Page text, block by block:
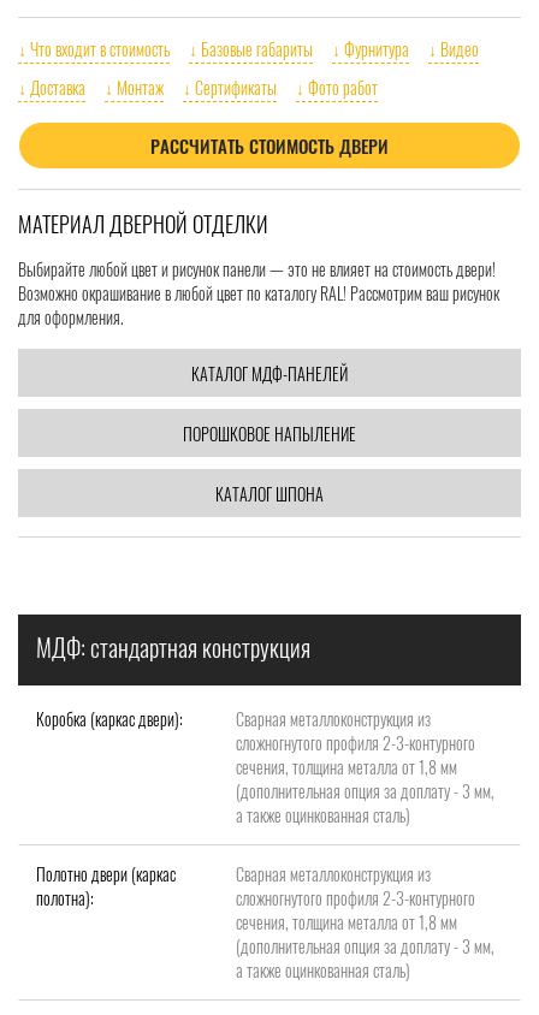
↓ Что входит в стоимость ↓ Базовые габариты ↓ Фурнитура
↓ Видео
↓ Доставка
↓ Монтаж ↓ Сертификаты ↓ Фото работ
РАССЧИТАТЬ СТОИМОСТЬ ДВЕРИ
МАТЕРИАЛ ДВЕРНОЙ ОТДЕЛКИ
Выбирайте любой цвет и рисунок панели — это не влияет на стоимость двери!
Возможно окрашивание в любой цвет по каталогу RAL! Рассмотрим ваш рисунок
для оформления.
КАТАЛОГ МДФ-ПАНЕЛЕЙ
ПОРОШКОВОЕ НАПЫЛЕНИЕ
КАТАЛОГ ШПОНА
МДФ: стандартная конструкция
Коробка (каркас двери):
Сварная металлоконструкция из
сложногнутого профиля 2-3-контурного
сечения, толщина металла от 1,8 мм
(дополнительная опция за доплату - 3 мм,
а также оцинкованная сталь)
Полотно двери (каркас
полотна):
Сварная металлоконструкция из
сложногнутого профиля 2-3-контурного
сечения, толщина металла от 1,8 мм
(дополнительная опция за доплату - 3 мм,
а также оцинкованная сталь)